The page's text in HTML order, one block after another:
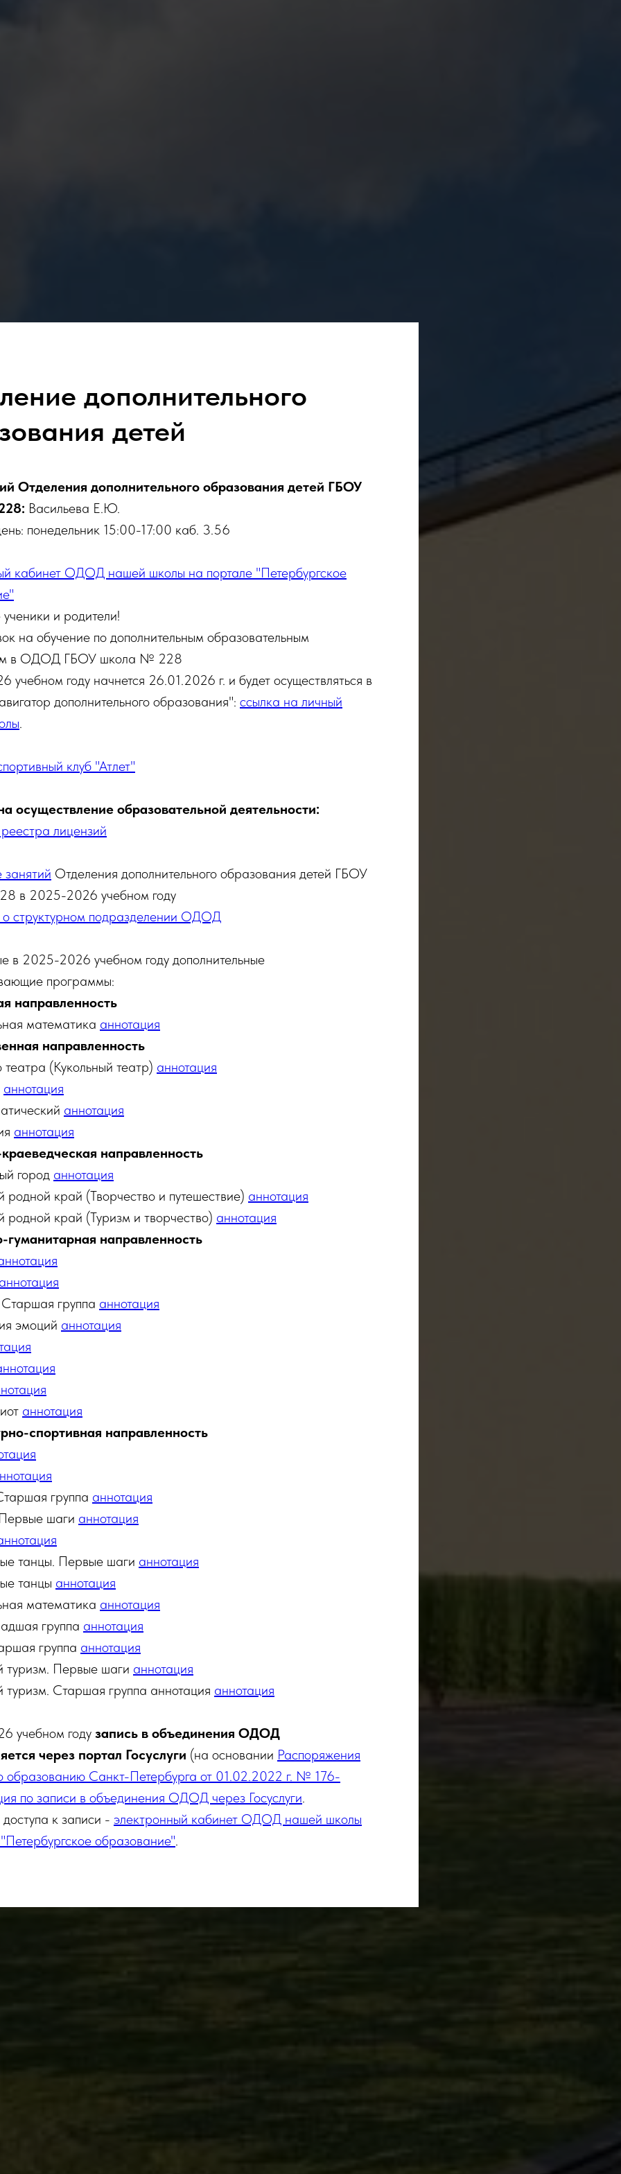
дополнительного
детей
Отделения дополнительного образования детей ГБОУ
Васильева Е.Ю.
понедельник 15:00-17:00 каб. 3.56
кабинет ОДОД нашей школы на портале "Петербургское
и родители!
на обучение по дополнительным образовательным
в ОДОД ГБОУ школа № 228
учебном году начнется 26.01.2026 г. и будет осуществляться в
дополнительного образования": ссылка на личный
.
клуб "Атлет"
осуществление образовательной деятельности:
лицензий
Отделения дополнительного образования детей ГБОУ
в 2025-2026 учебном году
структурном подразделении ОДОД
в 2025-2026 учебном году дополнительные
программы:
направленность
математика аннотация
направленность
(Кукольный театр) аннотация
аннотация
аннотация
аннотация
направленность
город аннотация
родной край (Творчество и путешествие) аннотация
родной край (Туризм и творчество) аннотация
гуманитарная направленность
группа аннотация
эмоций аннотация
аннотация
спортивная направленность
группа аннотация
шаги аннотация
танцы. Первые шаги аннотация
танцы аннотация
математика аннотация
группа аннотация
группа аннотация
туризм. Первые шаги аннотация
туризм. Старшая группа аннотация аннотация
учебном году запись в объединения ОДОД
через портал Госуслуги (на основании Распоряжения
образованию Санкт-Петербурга от 01.02.2022 г. № 176-
по записи в объединения ОДОД через Госуслуги.
к записи - электронный кабинет ОДОД нашей школы
образование".